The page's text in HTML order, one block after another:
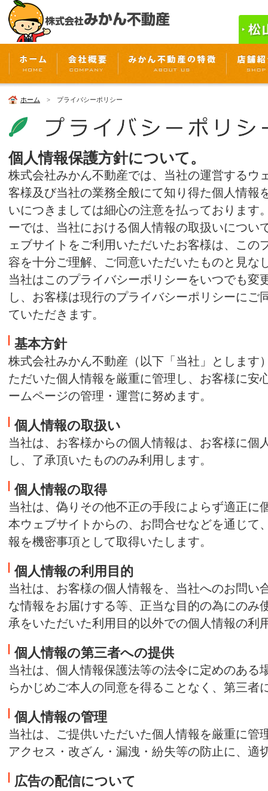
ホーム > プライバシーポリシー
個人情報保護方針について。
株式会社みかん不動産では、当社の運営するウ
客様及び当社の業務全般にて知り得た個人情報
いにつきましては細心の注意を払っております
ーでは、当社における個人情報の取扱いについ
ェブサイトをご利用いただいたお客様は、この
容を十分ご理解、ご同意いただいたものと見な
当社はこのプライバシーポリシーをいつでも変
し、お客様は現行のプライバシーポリシーにご
ていただきます。
基本方針
株式会社みかん不動産（以下「当社」とします
ただいた個人情報を厳重に管理し、お客様に安
ームページの管理・運営に努めます。
個人情報の取扱い
当社は、お客様からの個人情報は、お客様に個
し、了承頂いたもののみ利用します。
個人情報の取得
当社は、偽りその他不正の手段によらず適正に
本ウェブサイトからの、お問合せなどを通じて
報を機密事項として取得いたします。
個人情報の利用目的
当社は、お客様の個人情報を、当社へのお問い
な情報をお届けする等、正当な目的の為にのみ
承をいただいた利用目的以外での個人情報の利
個人情報の第三者への提供
当社は、個人情報保護法等の法令に定めのある
らかじめご本人の同意を得ることなく、第三者
個人情報の管理
当社は、ご提供いただいた個人情報を厳重に管
アクセス・改ざん・漏洩・紛失等の防止に、適
広告の配信について